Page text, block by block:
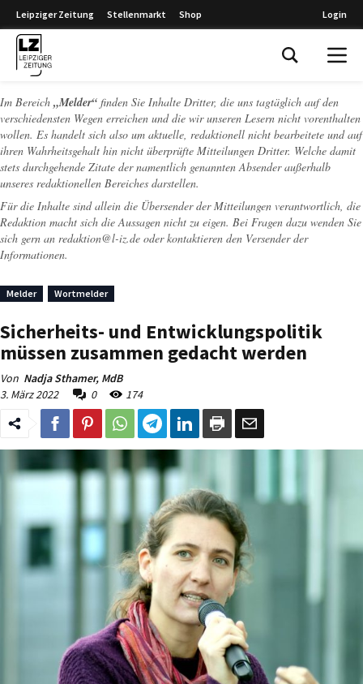
Leipziger Zeitung Stellenmarkt Shop Login
Im Bereich „Melder“ finden Sie Inhalte Dritter, die uns tagtäglich auf den
verschiedensten Wegen erreichen und die wir unseren Lesern nicht vorenthalten
wollen. Es handelt sich also um aktuelle, redaktionell nicht bearbeitete und auf
ihren Wahrheitsgehalt hin nicht überprüfte Mitteilungen Dritter. Welche damit
stets durchgehende Zitate der namentlich genannten Absender außerhalb
unseres redaktionellen Bereiches darstellen.
Für die Inhalte sind allein die Übersender der Mitteilungen verantwortlich, die
Redaktion macht sich die Aussagen nicht zu eigen. Bei Fragen dazu wenden Sie
sich gern an redaktion@l-iz.de oder kontaktieren den Versender der
Informationen.
Melder Wortmelder
Sicherheits- und Entwicklungspolitik
müssen zusammen gedacht werden
Von Nadja Sthamer, MdB
3. März 2022
0 174